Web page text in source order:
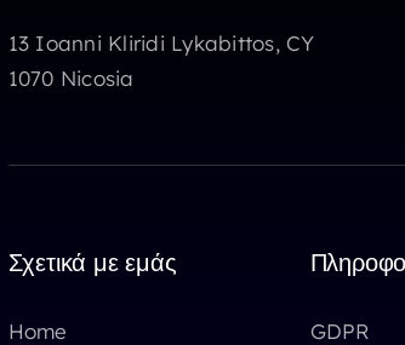
13 Ioanni Kliridi Lykabittos, CY
1070 Nicosia
Σχετικά με εμάς
Home
GDPR